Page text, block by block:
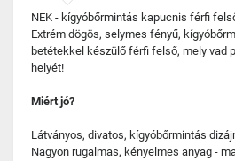
NEK - kígyóbőrmintás kapucnis férfi
Extrém dögös, selymes fényű,
betétekkel készülő férfi felső, mely vad
helyét!
Miért jó?
Látványos, divatos, kígyóbőrmintás
Nagyon rugalmas, kényelmes anyag -